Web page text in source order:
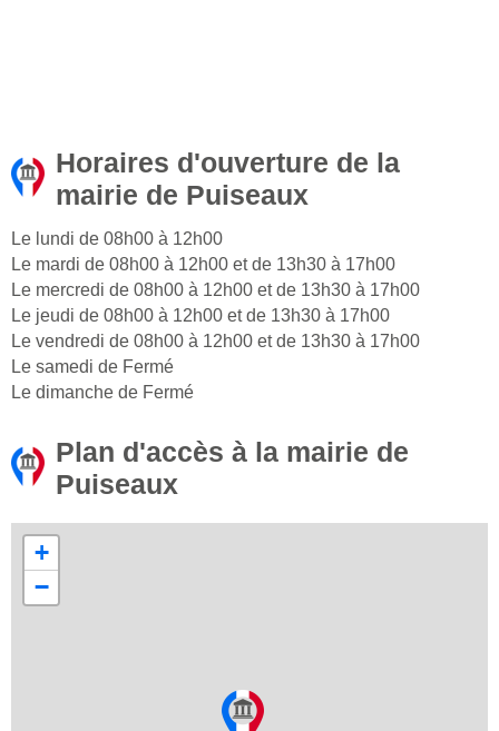
Horaires d'ouverture de la
mairie de Puiseaux
Le lundi de 08h00 à 12h00
Le mardi de 08h00 à 12h00 et de 13h30 à 17h00
Le mercredi de 08h00 à 12h00 et de 13h30 à 17h00
Le jeudi de 08h00 à 12h00 et de 13h30 à 17h00
Le vendredi de 08h00 à 12h00 et de 13h30 à 17h00
Le samedi de Fermé
Le dimanche de Fermé
Plan d'accès à la mairie de
Puiseaux
+
−